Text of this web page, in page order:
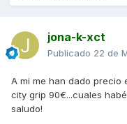
jona-k-xct
Publicado 22 de
A mi me han dado precio
city grip 90€...cuales
saludo!